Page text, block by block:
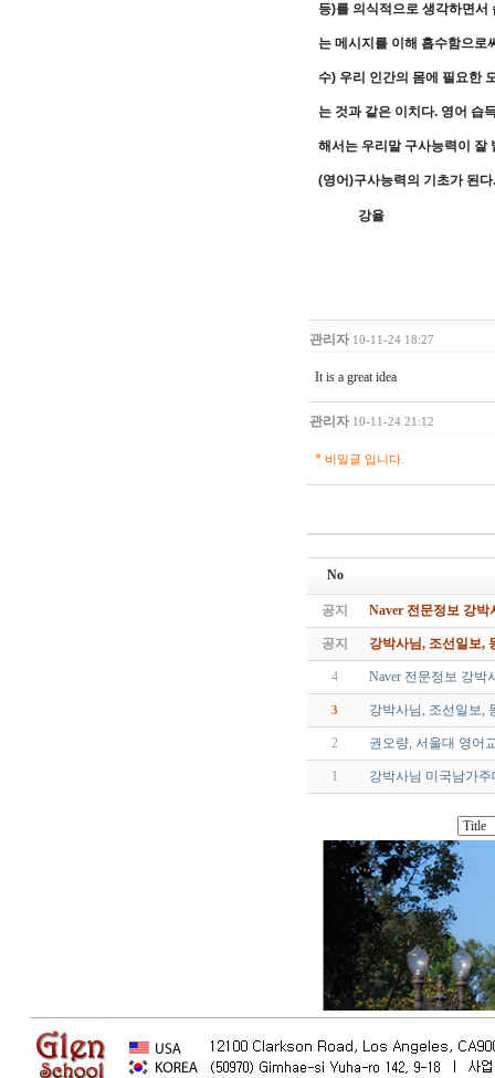
등)를 의식적으로 생각하면서
는 메시지를 이해 흡수함으로
수) 우리 인간의 몸에 필요한
는 것과 같은 이치다. 영어 습
해서는 우리말 구사능력이 잘
(영어)구사능력의 기초가 된
강율
관리자 10-11-24 18:27
It is a great idea
관리자 10-11-24 21:12
* 비밀글 입니다.
No
공지 Naver 전문정보 강
공지 강박사님, 조선일보,
4 Naver 전문정보 강
3 강박사님, 조선일보,
2 권오량, 서울대 영어
1 강박사님 미국남가주